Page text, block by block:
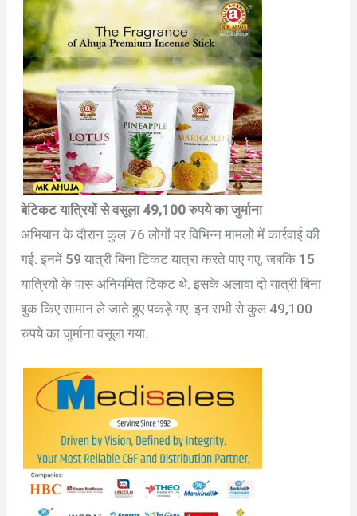
बेटिकट यात्रियों से वसूला 49,100 रुपये का जुर्माना
अभियान के दौरान कुल 76 लोगों पर विभिन्न मामलों में कार्रवाई की
गई. इनमें 59 यात्री बिना टिकट यात्रा करते पाए गए, जबकि 15
यात्रियों के पास अनियमित टिकट थे. इसके अलावा दो यात्री बिना
बुक किए सामान ले जाते हुए पकड़े गए. इन सभी से कुल 49,100
रुपये का जुर्माना वसूला गया.